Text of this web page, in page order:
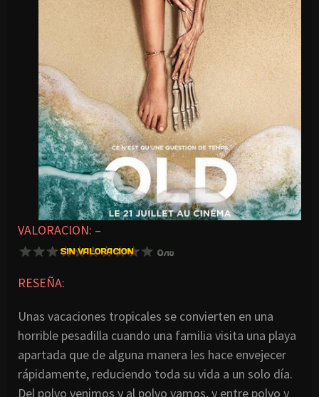
VALORACION: –
RESEÑA:
Unas vacaciones tropicales se convierten en una
horrible pesadilla cuando una familia visita una playa
apartada que de alguna manera les hace envejecer
rápidamente, reduciendo toda su vida a un solo día.
Del polvo venimos y al polvo vamos, y entre polvo y